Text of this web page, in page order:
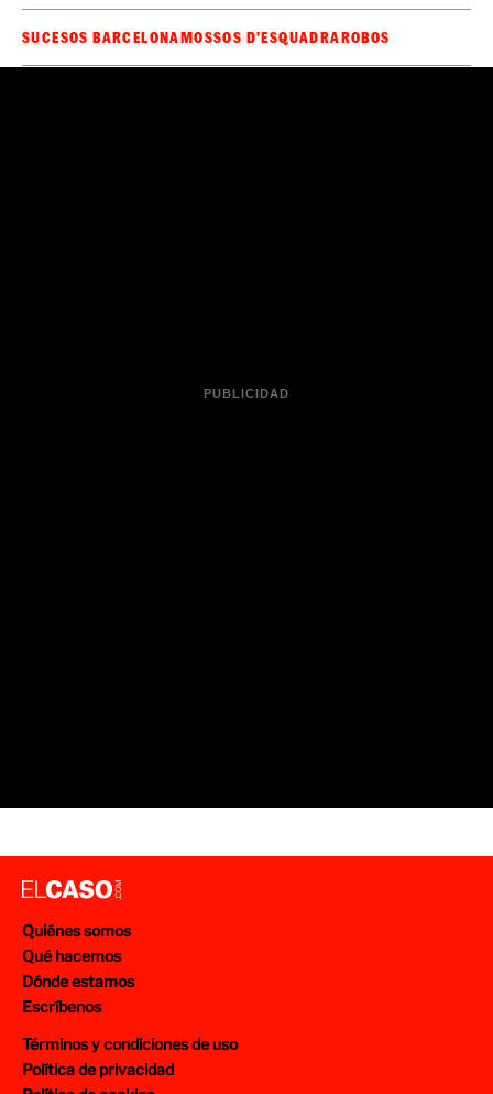
SUCESOS BARCELONAMOSSOS D'ESQUADRAROBOS
Quiénes somos
Qué hacemos
Dónde estamos
Escríbenos
Términos y condiciones de uso
Política de privacidad